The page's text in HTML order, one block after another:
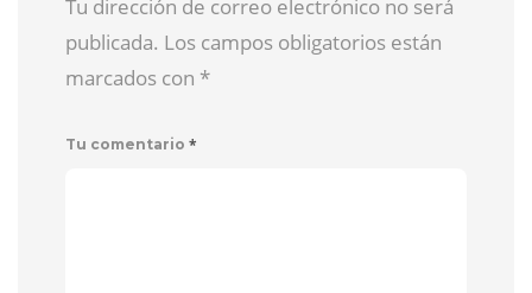
Tu dirección de correo electrónico no será
publicada. Los campos obligatorios están
marcados con *
Tu comentario *